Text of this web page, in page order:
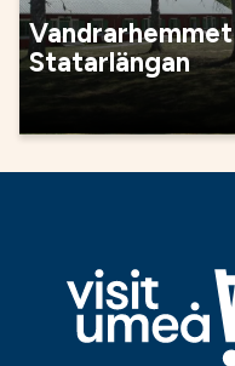
Vandrarhemmet
Statarlängan